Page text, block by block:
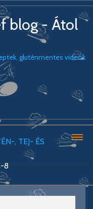
blog - Átol
gluténmentes videók
, TEJ- ÉS
8